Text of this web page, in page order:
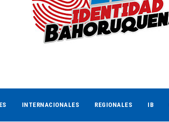
INTERNACIONALES REGIONALES IB